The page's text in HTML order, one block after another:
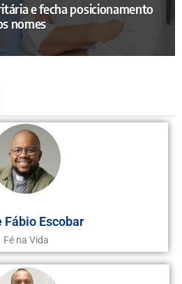
e fecha posicionamento
nomes
Fábio Escobar
Fé na Vida